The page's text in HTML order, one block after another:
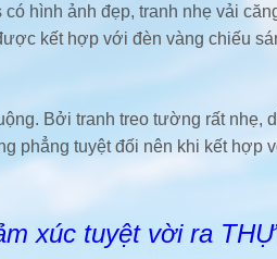
hình ảnh đẹp, tranh nhẹ vải
kết hợp với đèn vàng chiếu
Bởi tranh treo tường rất nhẹ,
phẳng tuyệt đối nên khi kết hợp
xúc tuyệt vời ra